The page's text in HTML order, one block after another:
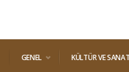
GENEL KÜLTÜR VE SANAT